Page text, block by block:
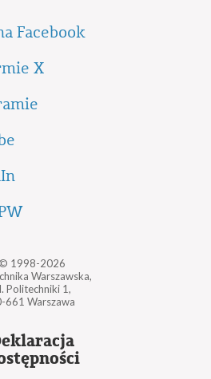
Facebook
X
© 1998-2026
Warszawska,
Politechniki 1,
661 Warszawa